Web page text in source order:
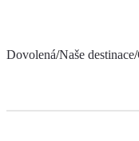
Dovolená/Naše destinace/